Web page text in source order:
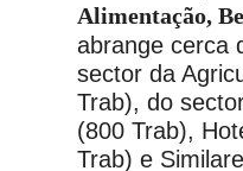
Alimentação,
abrange cerca
sector da
Trab), do
(800 Trab),
Trab) e